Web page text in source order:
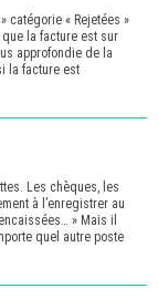
catégorie « Rejetées »
la facture est sur
approfondie de la
la facture est
Les chèques, les
à l’enregistrer au
» Mais il
quel autre poste